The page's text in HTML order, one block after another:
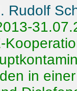
Rudolf
in